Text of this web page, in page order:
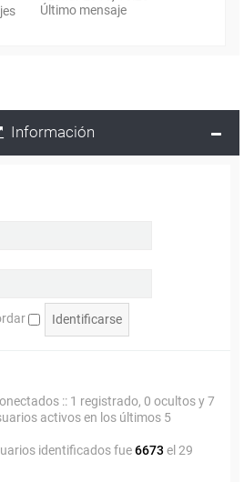
Último mensaje
Información
:: 1 registrado, 0 ocultos y 7
activos en los últimos 5
identificados fue6673 el 29